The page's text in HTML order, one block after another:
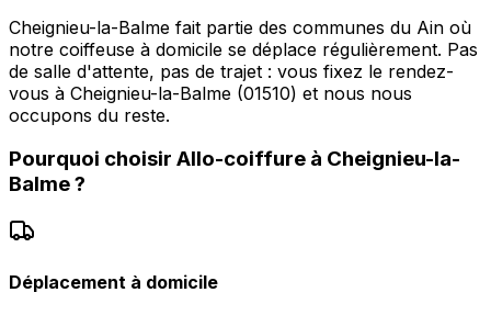
Cheignieu-la-Balme fait partie des communes du Ain où
notre coiffeuse à domicile se déplace régulièrement. Pas
de salle d'attente, pas de trajet : vous fixez le rendez-
vous à Cheignieu-la-Balme (01510) et nous nous
occupons du reste.
Pourquoi choisir Allo-coiffure à Cheignieu-la-
Balme?
Déplacement à domicile